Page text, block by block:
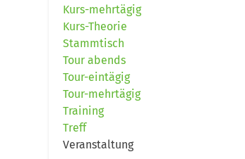
Kurs-mehrtägig
Kurs-Theorie
Stammtisch
Tour abends
Tour-eintägig
Tour-mehrtägig
Training
Treff
Veranstaltung